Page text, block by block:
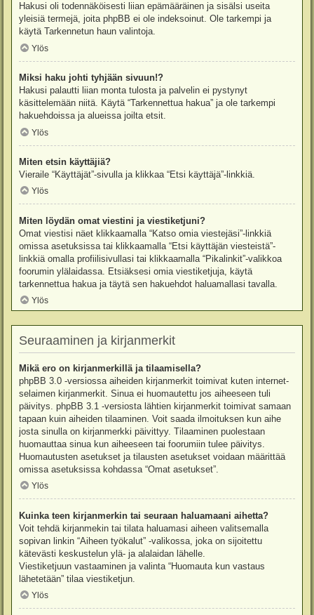
Hakusi oli todennäköisesti liian epämääräinen ja sisälsi useita
yleisiä termejä, joita phpBB ei ole indeksoinut. Ole tarkempi ja
käytä Tarkennetun haun valintoja.
Ylös
Miksi haku johti tyhjään sivuun!?
Hakusi palautti liian monta tulosta ja palvelin ei pystynyt
käsittelemään niitä. Käytä “Tarkennettua hakua” ja ole tarkempi
hakuehdoissa ja alueissa joilta etsit.
Ylös
Miten etsin käyttäjiä?
Vieraile “Käyttäjät”-sivulla ja klikkaa “Etsi käyttäjä”-linkkiä.
Ylös
Miten löydän omat viestini ja viestiketjuni?
Omat viestisi näet klikkaamalla “Katso omia viestejäsi”-linkkiä
omissa asetuksissa tai klikkaamalla “Etsi käyttäjän viesteistä”-
linkkiä omalla profiilisivullasi tai klikkaamalla “Pikalinkit”-valikkoa
foorumin ylälaidassa. Etsiäksesi omia viestiketjuja, käytä
tarkennettua hakua ja täytä sen hakuehdot haluamallasi tavalla.
Ylös
Seuraaminen ja kirjanmerkit
Mikä ero on kirjanmerkillä ja tilaamisella?
phpBB 3.0 -versiossa aiheiden kirjanmerkit toimivat kuten internet-
selaimen kirjanmerkit. Sinua ei huomautettu jos aiheeseen tuli
päivitys. phpBB 3.1 -versiosta lähtien kirjanmerkit toimivat samaan
tapaan kuin aiheiden tilaaminen. Voit saada ilmoituksen kun aihe
josta sinulla on kirjanmerkki päivittyy. Tilaaminen puolestaan
huomauttaa sinua kun aiheeseen tai foorumiin tulee päivitys.
Huomautusten asetukset ja tilausten asetukset voidaan määrittää
omissa asetuksissa kohdassa “Omat asetukset”.
Ylös
Kuinka teen kirjanmerkin tai seuraan haluamaani aihetta?
Voit tehdä kirjanmekin tai tilata haluamasi aiheen valitsemalla
sopivan linkin “Aiheen työkalut” -valikossa, joka on sijoitettu
kätevästi keskustelun ylä- ja alalaidan lähelle.
Viestiketjuun vastaaminen ja valinta “Huomauta kun vastaus
lähetetään” tilaa viestiketjun.
Ylös